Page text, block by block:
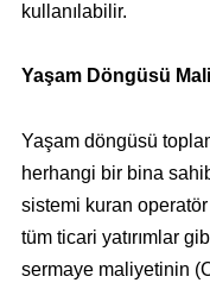
kullanılabilir.
Yaşam Döngüsü
Yaşam döngüsü
herhangi bir bina
sistemi kuran
tüm ticari yatırımlar
sermaye maliyetinin